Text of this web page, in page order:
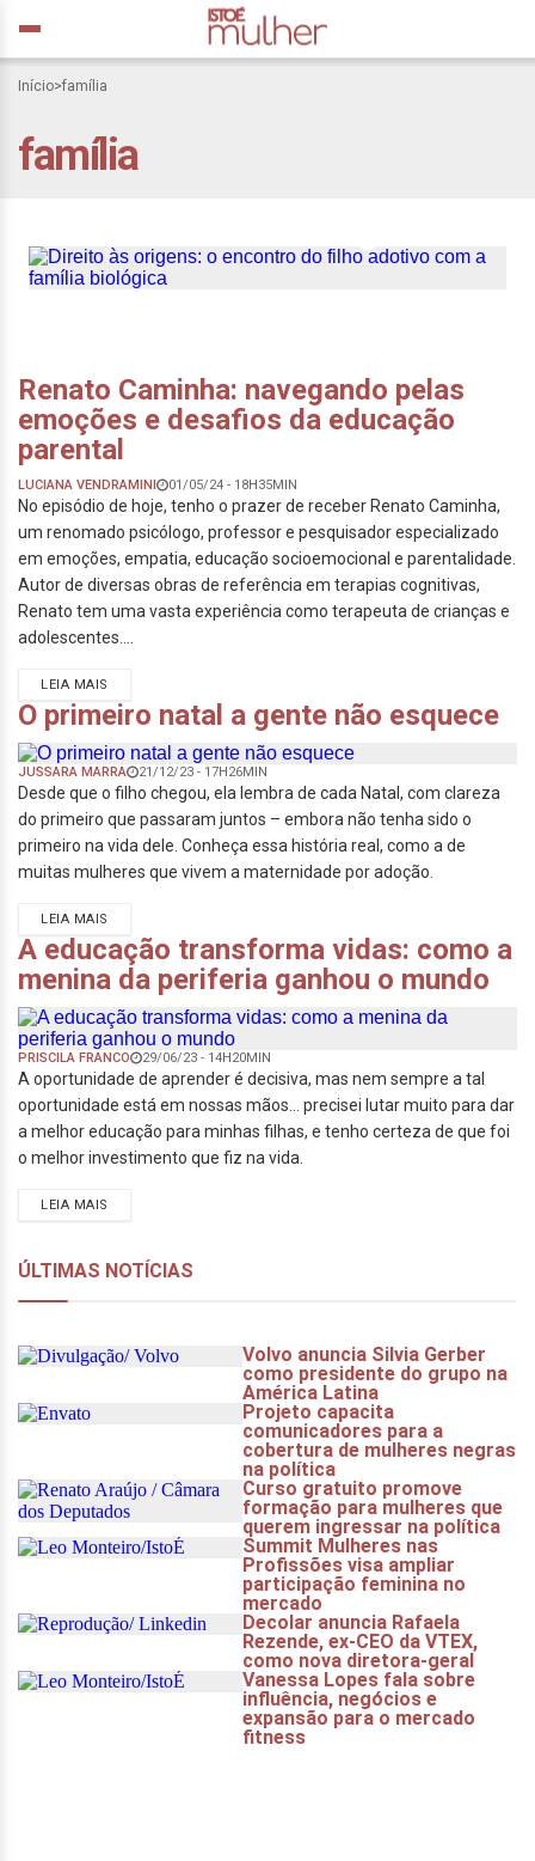
Início>família
família
Direito às origens: o
Renato Caminha: navegando pelas
emoções e desafios da educação
parental
LUCIANA VENDRAMINI 01/05/24 - 18H35MIN
No episódio de hoje, tenho o prazer de receber Renato Caminha,
um renomado psicólogo, professor e pesquisador especializado
em emoções, empatia, educação socioemocional e parentalidade.
Autor de diversas obras de referência em terapias cognitivas,
Renato tem uma vasta experiência como terapeuta de crianças e
adolescentes....
LEIA MAIS
O primeiro natal a gente não esquece
JUSSARA MARRA 21/12/23 - 17H26MIN
Desde que o filho chegou, ela lembra de cada Natal, com clareza
do primeiro que passaram juntos – embora não tenha sido o
primeiro na vida dele. Conheça essa história real, como a de
muitas mulheres que vivem a maternidade por adoção.
LEIA MAIS
A educação transforma vidas: como a
menina da periferia ganhou o mundo
PRISCILA FRANCO 29/06/23 - 14H20MIN
A oportunidade de aprender é decisiva, mas nem sempre a tal
oportunidade está em nossas mãos... precisei lutar muito para dar
a melhor educação para minhas filhas, e tenho certeza de que foi
o melhor investimento que fiz na vida.
LEIA MAIS